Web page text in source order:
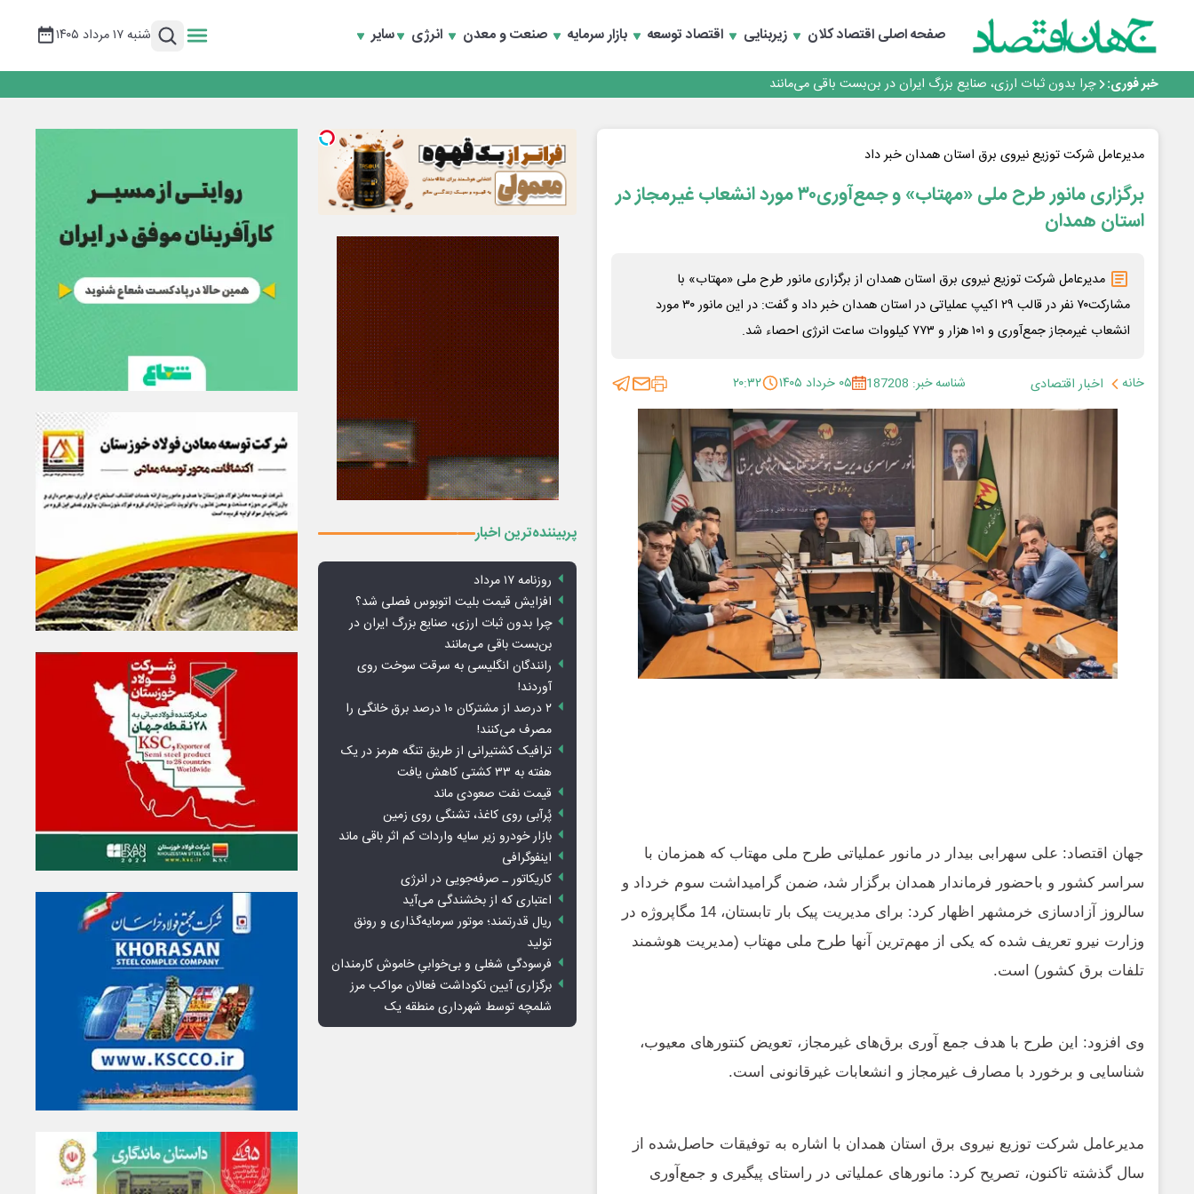
صفحه اصلیاقتصاد کلان زیربنایی اقتصاد توسعه بازار سرمایه صنعت و معدن انرژی سایر شنبه ۱۷ مرداد ۱۴۰۵
خبر فوری:
۲ درصد از مشترکان ۱۰ درصد برق خانگی را مصرف می‌کنند!
روزنامه ۱۷ مرداد
چرا بدون ثبات ارزی، صنایع بزرگ ایران در بن‌بست باقی می‌مانند
رانندگان انگلیسی به سرقت سوخت روی آوردند!
۲ درصد از مشترکان ۱۰ درصد برق خانگی را مصرف می‌کنند!
روزنامه ۱۷ مرداد
افزایش قیمت بلیت اتوبوس فصلی شد؟
مدیرعامل شرکت توزیع نیروی برق استان همدان خبر داد
برگزاری مانور طرح ملی «مهتاب» و جمع‌آوری۳۰ مورد انشعاب غیرمجاز در
استان همدان
مدیرعامل شرکت توزیع نیروی برق استان همدان از برگزاری مانور طرح ملی «مهتاب» با
مشارکت۷۰ نفر در قالب ۲۹ اکیپ عملیاتی در استان همدان خبر داد و گفت: در این مانور ۳۰ مورد
انشعاب غیرمجاز جمع‌آوری و ۱۰۱ هزار و ۷۷۳ کیلووات ساعت انرژی احصاء شد.
خانه اخبار اقتصادی شناسه خبر: 187208 ۰۵ خرداد ۱۴۰۵ ۲۰:۳۲
جهان اقتصاد: علی سهرابی بیدار در مانور عملیاتی طرح ملی مهتاب که همزمان با
سراسر کشور و باحضور فرماندار همدان برگزار شد، ضمن گرامیداشت سوم خرداد و
سالروز آزادسازی خرمشهر اظهار کرد: برای مدیریت پیک بار تابستان، 14 مگاپروژه در
وزارت نیرو تعریف شده که یکی از مهم‌ترین آنها طرح ملی مهتاب (مدیریت هوشمند
تلفات برق کشور) است.
وی افزود:
این طرح با هدف جمع آوری برق‌های غیرمجاز، تعویض کنتورهای معیوب،
شناسایی و برخورد با مصارف غیرمجاز و انشعابات غیرقانونی است.
مدیرعامل شرکت توزیع نیروی برق استان همدان با اشاره به توفیقات حاصل‌شده از
سال گذشته تاکنون، تصریح کرد: مانورهای عملیاتی در راستای پیگیری و جمع‌آوری
پربیننده‌ترین اخبار
روزنامه ۱۷ مرداد
افزایش قیمت بلیت اتوبوس فصلی شد؟
چرا بدون ثبات ارزی، صنایع بزرگ ایران در
بن‌بست باقی می‌مانند
رانندگان انگلیسی به سرقت سوخت روی
آوردند!
۲ درصد از مشترکان ۱۰ درصد برق خانگی را
مصرف می‌کنند!
ترافیک کشتیرانی از طریق تنگه هرمز در یک
هفته به ۳۳ کشتی کاهش یافت
قیمت نفت صعودی ماند
پُرآبی روی کاغذ، تشنگی روی زمین
بازار خودرو زیر سایه واردات کم اثر باقی ماند
اینفوگرافی
کاریکاتور ـ صرفه‌جویی در انرژی
اعتباری که از بخشندگی می‌آید
ریال قدرتمند؛ موتور سرمایه‌گذاری و رونق
تولید
فرسودگی شغلی و بی‌خوابیِ خاموش کارمندان
برگزاری آیین نکوداشت فعالان مواکب مرز
شلمچه توسط شهرداری منطقه یک